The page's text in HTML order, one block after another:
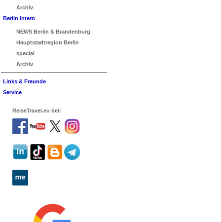
Archiv
Berlin intern
NEWS Berlin & Brandenburg
Hauptstadtregion Berlin
special
Archiv
Links & Freunde
Service
ReiseTravel.eu bei: